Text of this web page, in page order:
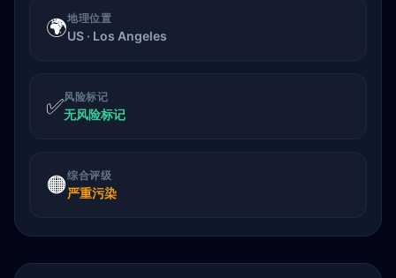
🌍地理位置
US · Los Angeles
✅风险标记
无风险标记
🟠综合评级
严重污染